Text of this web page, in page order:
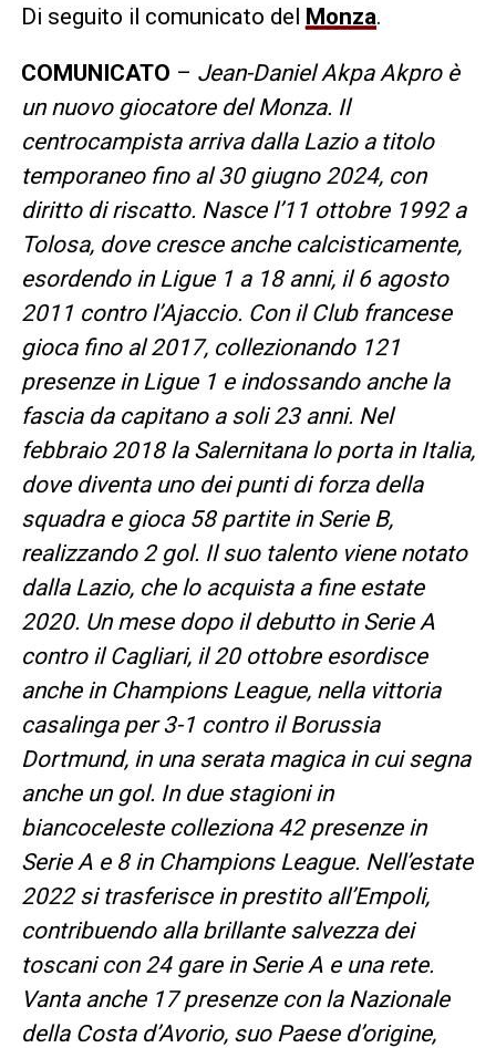
Di seguito il comunicato del Monza.
COMUNICATO – Jean-Daniel Akpa Akpro è
un nuovo giocatore del Monza. Il
centrocampista arriva dalla Lazio a titolo
temporaneo fino al 30 giugno 2024, con
diritto di riscatto. Nasce l’11 ottobre 1992 a
Tolosa, dove cresce anche calcisticamente,
esordendo in Ligue 1 a 18 anni, il 6 agosto
2011 contro l’Ajaccio. Con il Club francese
gioca fino al 2017, collezionando 121
presenze in Ligue 1 e indossando anche la
fascia da capitano a soli 23 anni. Nel
febbraio 2018 la Salernitana lo porta in Italia,
dove diventa uno dei punti di forza della
squadra e gioca 58 partite in Serie B,
realizzando 2 gol. Il suo talento viene notato
dalla Lazio, che lo acquista a fine estate
2020. Un mese dopo il debutto in Serie A
contro il Cagliari, il 20 ottobre esordisce
anche in Champions League, nella vittoria
casalinga per 3-1 contro il Borussia
Dortmund, in una serata magica in cui segna
anche un gol. In due stagioni in
biancoceleste colleziona 42 presenze in
Serie A e 8 in Champions League. Nell’estate
2022 si trasferisce in prestito all’Empoli,
contribuendo alla brillante salvezza dei
toscani con 24 gare in Serie A e una rete.
Vanta anche 17 presenze con la Nazionale
della Costa d’Avorio, suo Paese d’origine,